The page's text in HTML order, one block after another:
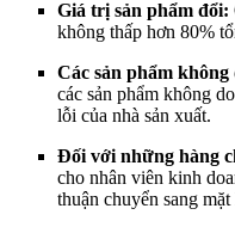
Giá trị sản phẩm đổi:
không thấp hơn 80%
Các sản phẩm
các sản phẩm không
lỗi của nhà sản xuất.
Đối với những hàng
cho nhân viên kinh
thuận chuyển sang